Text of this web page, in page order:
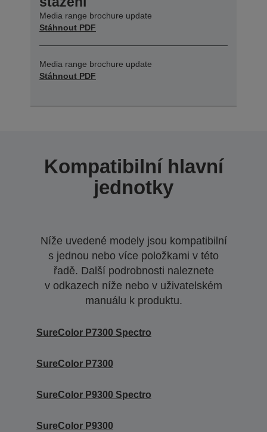
Media range brochure update
Stáhnout PDF
Media range brochure update
Stáhnout PDF
Kompatibilní hlavní
jednotky
Níže uvedené modely jsou kompatibilní
s jednou nebo více položkami v této
řadě. Další podrobnosti naleznete
v odkazech níže nebo v uživatelském
manuálu k produktu.
SureColor P7300 Spectro
SureColor P7300
SureColor P9300 Spectro
SureColor P9300